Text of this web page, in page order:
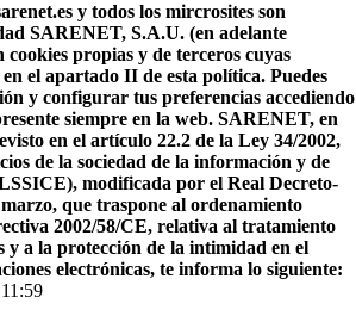
y todos los mircrosites son
SARENET, S.A.U. (en adelante
propias y de terceros cuyas
el apartado II de esta política. Puedes
y configurar tus preferencias accediendo
siempre en la web. SARENET, en
en el artículo 22.2 de la Ley 34/2002,
de la sociedad de la información y de
modificada por el Real Decreto-
que traspone al ordenamiento
2002/58/CE, relativa al tratamiento
y a la protección de la intimidad en el
electrónicas, te informa lo siguiente: